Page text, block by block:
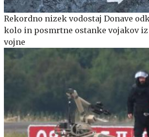
Rekordno nizek vodostaj Donave
kolo in posmrtne ostanke vojakov iz
vojne